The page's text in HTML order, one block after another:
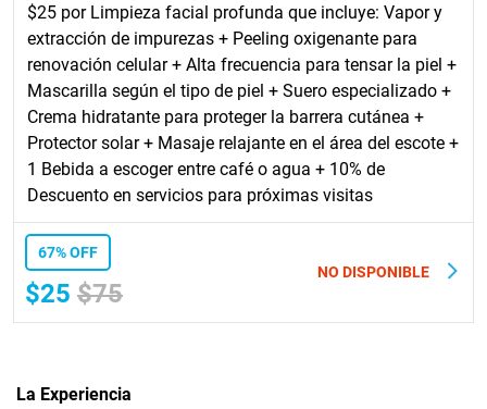
$25 por Limpieza facial profunda que incluye: Vapor y
extracción de impurezas + Peeling oxigenante para
renovación celular + Alta frecuencia para tensar la piel +
Mascarilla según el tipo de piel + Suero especializado +
Crema hidratante para proteger la barrera cutánea +
Protector solar + Masaje relajante en el área del escote +
1 Bebida a escoger entre café o agua + 10% de
Descuento en servicios para próximas visitas
67% OFF
$25 $75
NO DISPONIBLE
La Experiencia